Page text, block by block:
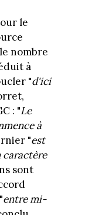
le
nombre
à
"d'ici
: "Le
à
"est
caractère
sont
entre mi-